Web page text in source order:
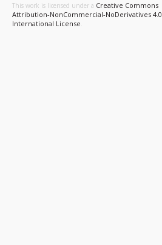
This work is licensed under a Creative Commons
Attribution-NonCommercial-NoDerivatives 4.0
International License